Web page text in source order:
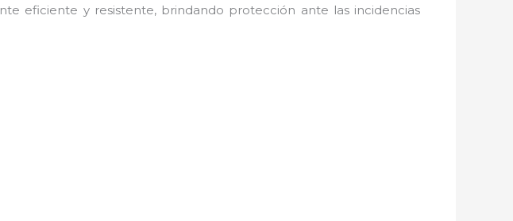
eficiente y resistente, brindando protección ante las incidencias